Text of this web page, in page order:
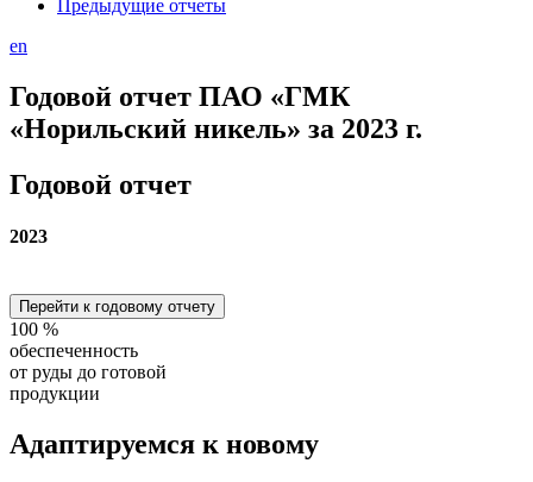
Предыдущие отчеты
en
Годовой отчет ПАО «ГМК
«Норильский никель» за 2023 г.
Годовой отчет
2023
Перейти к годовому отчету
100 %
обеспеченность
от руды до готовой
продукции
Адаптируемся к новому